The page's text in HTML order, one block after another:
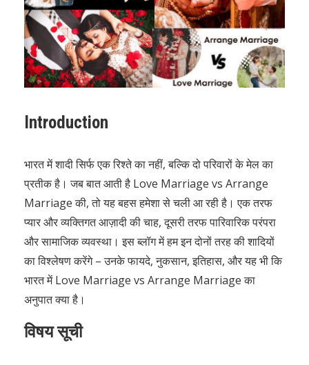
Introduction
भारत में शादी सिर्फ एक रिश्ते का नहीं, बल्कि दो परिवारों के मेल का
प्रतीक है। जब बात आती है Love Marriage vs Arrange
Marriage की, तो यह बहस हमेशा से चली आ रही है। एक तरफ
प्यार और व्यक्तिगत आज़ादी की चाह, दूसरी तरफ पारिवारिक परंपरा
और सामाजिक व्यवस्था। इस ब्लॉग में हम इन दोनों तरह की शादियों
का विश्लेषण करेंगे – उनके फायदे, नुकसान, इतिहास, और यह भी कि
भारत में Love Marriage vs Arrange Marriage का
अनुपात क्या है।
विषय सूची